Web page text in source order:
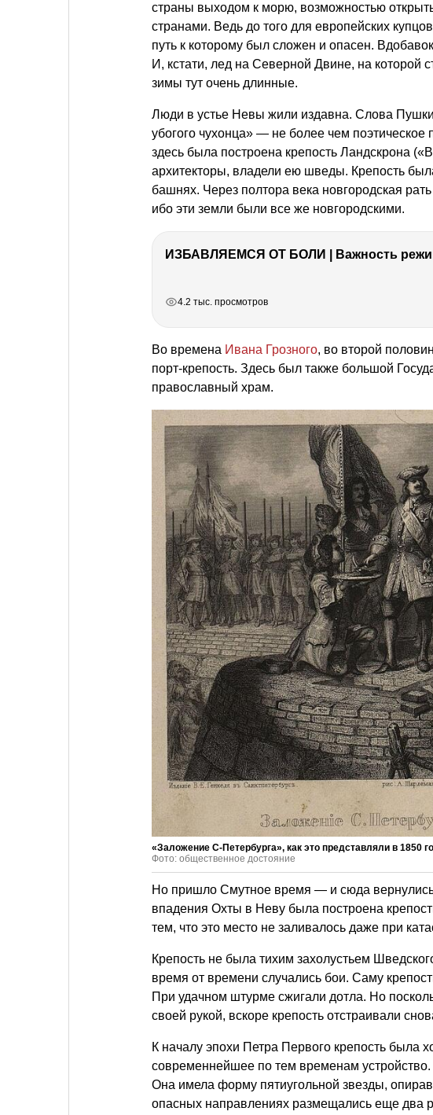
страны выходом к морю, возможностью
странами. Ведь до того для европейских
путь к которому был сложен и опасен.
И, кстати, лед на Северной Двине, на которой
зимы тут очень длинные.
Люди в устье Невы жили издавна. Слова
убогого чухонца» — не более чем поэтическое
здесь была построена крепость Ландскрона
архитекторы, владели ею шведы. Крепость
башнях. Через полтора века новгородская
ибо эти земли были все же новгородскими.
ИЗБАВЛЯЕМСЯ ОТ БОЛИ | Важность
4.2 тыс. просмотров
Во времена Ивана Грозного, во второй
порт-крепость. Здесь был также большой
православный храм.
«Заложение С-Петербурга», как это представляли в 1850
Фото: общественное достояние
Но пришло Смутное время — и сюда
впадения Охты в Неву была построена
тем, что это место не заливалось даже при
Крепость не была тихим захолустьем
время от времени случались бои. Саму
При удачном штурме сжигали дотла. Но
своей рукой, вскоре крепость отстраивали
К началу эпохи Петра Первого крепость была
современнейшее по тем временам
Она имела форму пятиугольной звезды,
опасных направлениях размещались еще два